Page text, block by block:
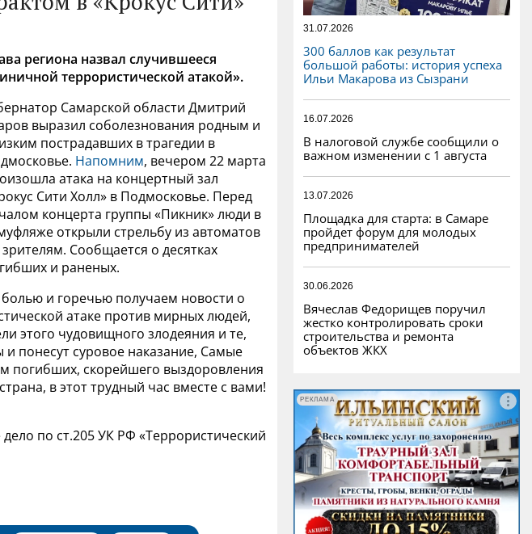
региона назвал случившееся
террористической атакой».
Самарской области Дмитрий
выразил соболезнования родным и
пострадавших в трагедии в
Напомним, вечером 22 марта
атака на концертный зал
Сити Холл» в Подмосковье. Перед
концерта группы «Пикник» люди в
открыли стрельбу из автоматов
Сообщается о десятках
и раненых.
и горечью получаем новости о
атаке против мирных людей,
этого чудовищного злодеяния и те,
и понесут суровое наказание, Самые
погибших, скорейшего выздоровления
в этот трудный час вместе с вами!
по ст.205 УК РФ «Террористический
31.07.2026
300 баллов как результат
большой работы: история успеха
Ильи Макарова из Сызрани
16.07.2026
В налоговой службе сообщили о
важном изменении с 1 августа
13.07.2026
Площадка для старта: в Самаре
пройдет форум для молодых
предпринимателей
30.06.2026
Вячеслав Федорищев поручил
жестко контролировать сроки
строительства и ремонта
объектов ЖКХ
РЕКЛАМА